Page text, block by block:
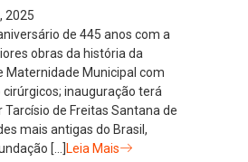
2025
de 445 anos com a
obras da história da
Maternidade Municipal com
inauguração terá
de Freitas Santana de
mais antigas do Brasil,
[…]Leia Mais